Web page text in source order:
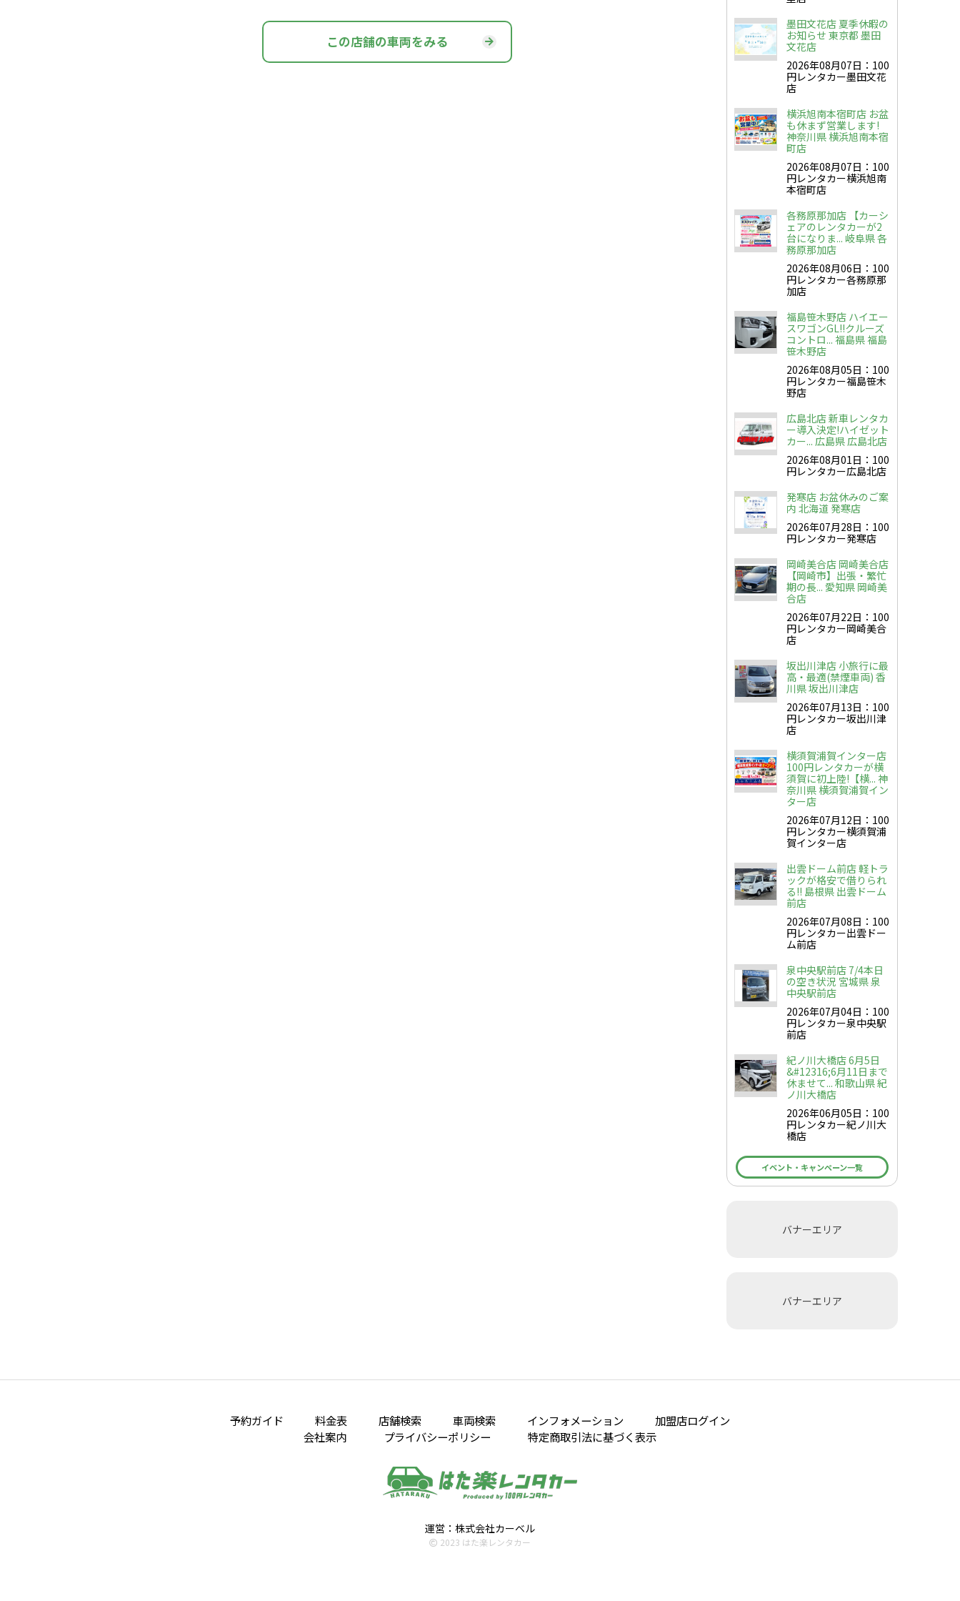
この店舗の車両をみる
墨田文花店 夏季休暇の
お知らせ 東京都 墨田
文花店
2026年08月07日：100
円レンタカー墨田文花
店
横浜旭南本宿町店 お盆
も休まず営業します!
神奈川県 横浜旭南本宿
町店
2026年08月07日：100
円レンタカー横浜旭南
本宿町店
各務原那加店 【カーシ
ェアのレンタカーが2
台になりま... 岐阜県 各
務原那加店
2026年08月06日：100
円レンタカー各務原那
加店
福島笹木野店 ハイエー
スワゴンGL!!クルーズ
コントロ... 福島県 福島
笹木野店
2026年08月05日：100
円レンタカー福島笹木
野店
広島北店 新車レンタカ
ー導入決定!ハイゼット
カー... 広島県 広島北店
2026年08月01日：100
円レンタカー広島北店
発寒店 お盆休みのご案
内 北海道 発寒店
2026年07月28日：100
円レンタカー発寒店
岡崎美合店 岡崎美合店
【岡崎市】出張・繁忙
期の長... 愛知県 岡崎美
合店
2026年07月22日：100
円レンタカー岡崎美合
店
坂出川津店 小旅行に最
高・最適(禁煙車両) 香
川県 坂出川津店
2026年07月13日：100
円レンタカー坂出川津
店
横須賀浦賀インター店
100円レンタカーが横
須賀に初上陸!【横... 神
奈川県 横須賀浦賀イン
ター店
2026年07月12日：100
円レンタカー横須賀浦
賀インター店
出雲ドーム前店 軽トラ
ックが格安で借りられ
る!! 島根県 出雲ドーム
前店
2026年07月08日：100
円レンタカー出雲ドー
ム前店
泉中央駅前店 7/4本日
の空き状況 宮城県 泉
中央駅前店
2026年07月04日：100
円レンタカー泉中央駅
前店
紀ノ川大橋店 6月5日
&#12316;6月11日まで
休ませて... 和歌山県 紀
ノ川大橋店
2026年06月05日：100
円レンタカー紀ノ川大
橋店
イベント・キャンペーン一覧
バナーエリア
バナーエリア
予約ガイド 料金表 店舗検索 車両検索 インフォメーション
加盟店ログイン
会社案内
プライバシーポリシー 特定商取引法に基づく表示
運営：株式会社カーベル
2023 はた楽レンタカー